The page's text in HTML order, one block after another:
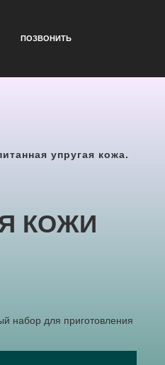
ПОЗВОНИТЬ
упругая кожа.
КОЖИ
набор для приготовления